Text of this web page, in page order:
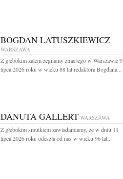
BOGDAN LATUSZKIEWICZ
WARSZAWA
Z głębokim żalem żegnamy zmarłego w Warszawie 9
lipca 2026 roku w wieku 88 lat redaktora Bogdana...
DANUTA GALLERT WARSZAWA
Z głębokim smutkiem zawiadamiamy, że w dniu 11
lipca 2026 roku odeszła od nas w wieku 96 lat...